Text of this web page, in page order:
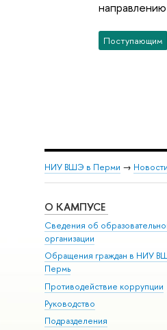
Поступающим
НИУ ВШЭ в Перми → Новости
О КАМПУСЕ
Сведения об
организации
Обращения граждан в НИУ
Пермь
Противодействие коррупции
Руководство
Подразделения